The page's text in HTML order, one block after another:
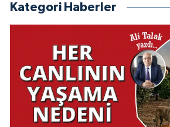
Kategori Haberler